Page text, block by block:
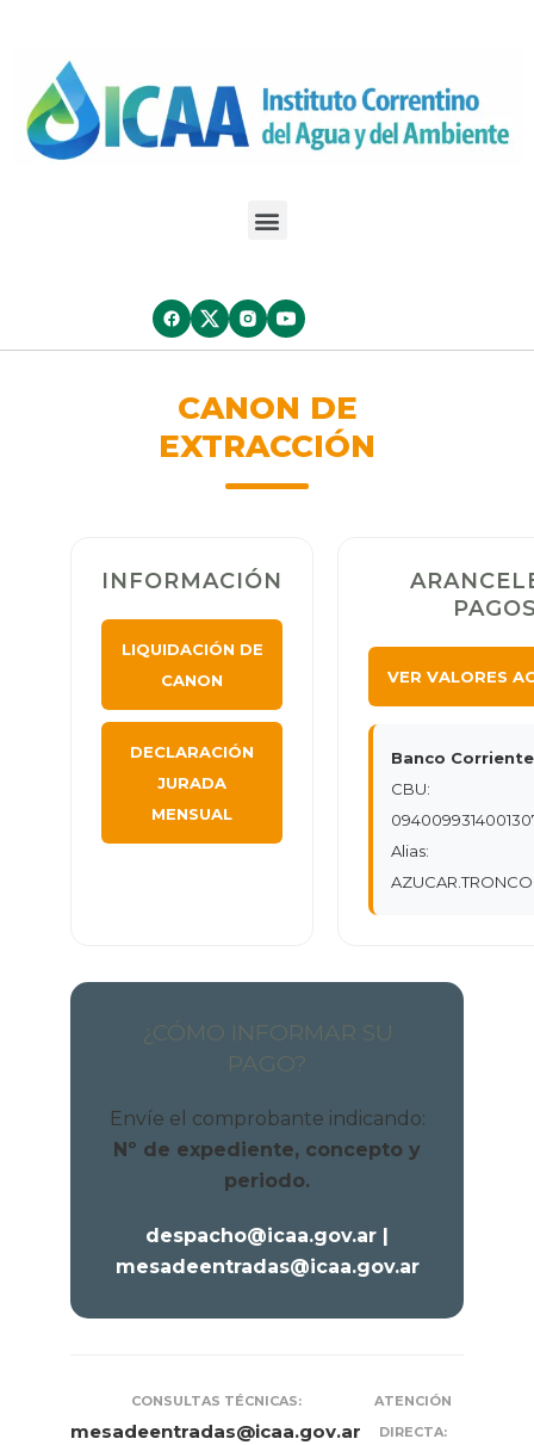
CANON DE
EXTRACCIÓN
INFORMACIÓN
LIQUIDACIÓN DE
CANON
DECLARACIÓN
JURADA
MENSUAL
VER VALORES
Banco
CBU:
Alias:
¿CÓMO INFORMAR SU
PAGO?
Envíe el comprobante indicando:
Nº de expediente, concepto y
periodo.
despacho@icaa.gov.ar |
mesadeentradas@icaa.gov.ar
CONSULTAS TÉCNICAS:
mesadeentradas@icaa.gov.ar
ATENCIÓN
DIRECTA: